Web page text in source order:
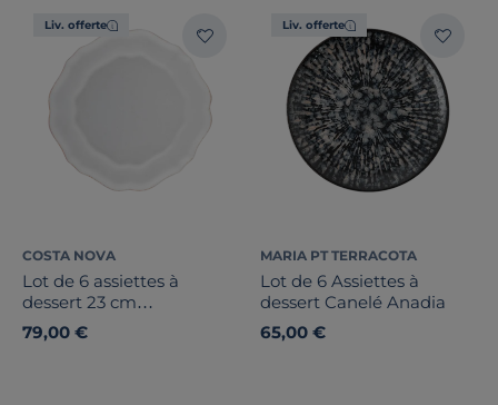
Liv. offerte
COSTA NOVA
Lot de 6 assiettes à
dessert 23 cm
IMPRESSIONS
79,00 €
Liv. offerte
MARIA PT TERRACOTA
Lot de 6 Assiettes à
dessert Canelé Anadia
65,00 €